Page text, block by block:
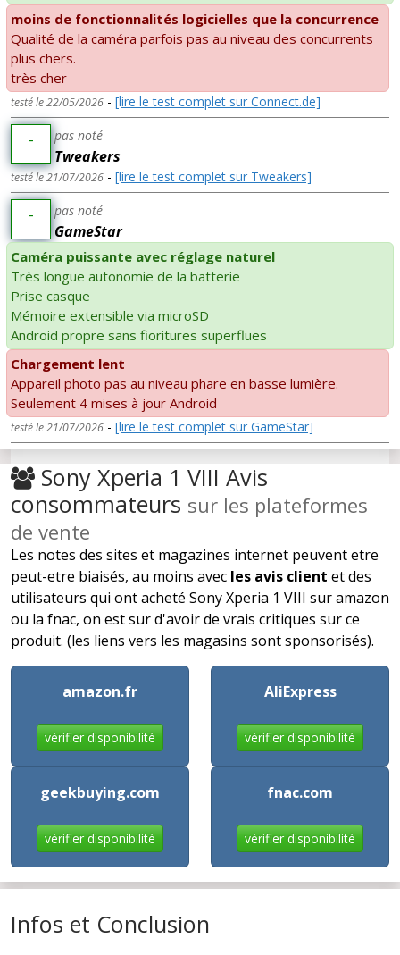
moins de fonctionnalités logicielles que la concurrence
Qualité de la caméra parfois pas au niveau des concurrents
plus chers.
très cher
testé le 22/05/2026 - [lire le test complet sur Connect.de]
- pas noté
Tweakers
testé le 21/07/2026 - [lire le test complet sur Tweakers]
- pas noté
GameStar
Caméra puissante avec réglage naturel
Très longue autonomie de la batterie
Prise casque
Mémoire extensible via microSD
Android propre sans fioritures superflues
Chargement lent
Appareil photo pas au niveau phare en basse lumière.
Seulement 4 mises à jour Android
testé le 21/07/2026 - [lire le test complet sur GameStar]
Sony Xperia 1 VIII Avis
consommateurs sur les plateformes
de vente
Les notes des sites et magazines internet peuvent etre
peut-etre biaisés, au moins avec les avis client et des
utilisateurs qui ont acheté Sony Xperia 1 VIII sur amazon
ou la fnac, on est sur d'avoir de vrais critiques sur ce
produit. (les liens vers les magasins sont sponsorisés).
amazon.fr
vérifier disponibilité
AliExpress
vérifier disponibilité
geekbuying.com
vérifier disponibilité
fnac.com
vérifier disponibilité
Infos et Conclusion